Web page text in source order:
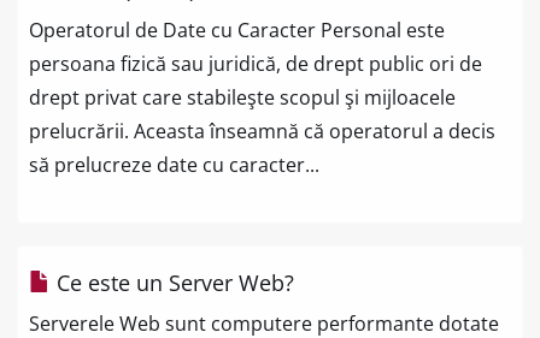
Operatorul de Date cu Caracter Personal este
persoana fizică sau juridică, de drept public ori de
drept privat care stabileşte scopul şi mijloacele
prelucrării. Aceasta înseamnă că operatorul a decis
să prelucreze date cu caracter...
Ce este un Server Web?
Serverele Web sunt computere performante dotate